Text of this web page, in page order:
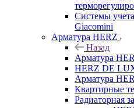
Системы
Giacomini
Арматура HERZ
Назад
Арматура
HERZ DE
Арматура
Квартирные
Радиаторная